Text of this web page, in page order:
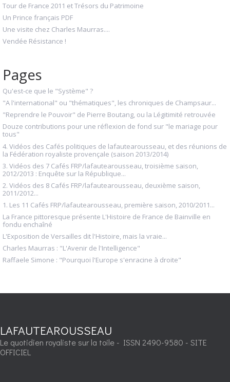
Tour de France 2011 et Trésors du Patrimoine
Un Prince français PDF
Une visite chez Charles Maurras....
Vendée Résistance !
Pages
Qu'est-ce que le "Système" ?
"A l'international" ou "thématiques", les chroniques de Champsaur...
"Reprendre le Pouvoir" de Pierre Boutang, ou la Légitimité retrouvée
Douze contributions pour une réflexion de fond sur "le mariage pour
tous"
4. Vidéos des Cafés politiques de lafautearousseau, et des réunions de
la Fédération royaliste provençale (saison 2013/2014)
3. Vidéos des 7 Cafés FRP/lafautearousseau, troisième saison,
2012/2013 : Enquête sur la République...
2. Vidéos des 8 Cafés FRP/lafautearousseau, deuxième saison,
2011/2012...
1. Les 11 Cafés FRP/lafautearousseau, première saison, 2010/2011...
La France pittoresque présente L'Histoire de France de Bainville en
fondu enchaîné
L'Exposition de Versailles dit l'Histoire, mais la vraie...
Charles Maurras : "L'Avenir de l'Intelligence"
Raffaele Simone : "Pourquoi l'Europe s'enracine à droite"
LAFAUTEAROUSSEAU
Le quotidien royaliste sur la toile - ISSN 2490-9580 - SITE
OFFICIEL